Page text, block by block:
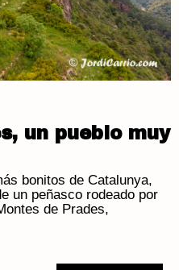
un pueblo muy
bonitos de Catalunya,
un peñasco rodeado por
de Prades,